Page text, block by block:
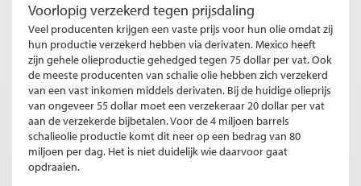
Voorlopig verzekerd tegen prijsdaling
Veel producenten krijgen een vaste prijs voor hun olie omdat zij
hun productie verzekerd hebben via derivaten. Mexico heeft
zijn gehele olieproductie gehedged tegen 75 dollar per vat. Ook
de meeste producenten van schalie olie hebben zich verzekerd
van een vast inkomen middels derivaten. Bij de huidige olieprijs
van ongeveer 55 dollar moet een verzekeraar 20 dollar per vat
aan de verzekerde bijbetalen. Voor de 4 miljoen barrels
schalieolie productie komt dit neer op een bedrag van 80
miljoen per dag. Het is niet duidelijk wie daarvoor gaat
opdraaien.